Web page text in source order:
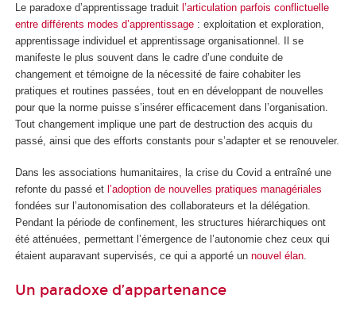
Le paradoxe d’apprentissage traduit l’articulation parfois conflictuelle
entre différents modes d’apprentissage : exploitation et exploration,
apprentissage individuel et apprentissage organisationnel. Il se
manifeste le plus souvent dans le cadre d’une conduite de
changement et témoigne de la nécessité de faire cohabiter les
pratiques et routines passées, tout en en développant de nouvelles
pour que la norme puisse s’insérer efficacement dans l’organisation.
Tout changement implique une part de destruction des acquis du
passé, ainsi que des efforts constants pour s’adapter et se renouveler.
Dans les associations humanitaires, la crise du Covid a entraîné une
refonte du passé et l’adoption de nouvelles pratiques managériales
fondées sur l’autonomisation des collaborateurs et la délégation.
Pendant la période de confinement, les structures hiérarchiques ont
été atténuées, permettant l’émergence de l’autonomie chez ceux qui
étaient auparavant supervisés, ce qui a apporté un nouvel élan.
Un paradoxe d’appartenance